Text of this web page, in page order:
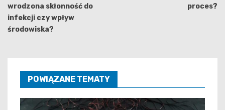
wrodzona skłonność do
infekcji czy wpływ
środowiska?
proces?
POWIĄZANE TEMATY